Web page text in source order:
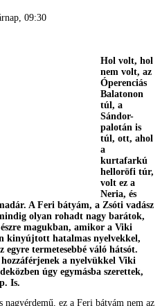
09:30
Hol volt, hol
nem volt, az
Óperenciás
Balatonon
túl, a
Sándor-
palotán is
túl, ott, ahol
a
kurtafarkú
helloröfi túr,
volt ez a
Neria, és
A Feri bátyám, a Zsóti vadász
olyan rohadt nagy barátok,
magukban, amikor a Viki
kinyújtott hatalmas nyelvekkel,
termetesebbé váló hátsót.
a nyelvükkel Viki
úgy egymásba szerettek,
Is.
nagyérdemű, ez a Feri bátyám nem az